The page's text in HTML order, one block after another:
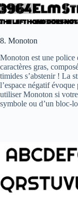
8. Monoton
Monoton est une police
caractères gras,
timides s’abstenir ! La
l’espace négatif
utiliser Monoton si
symbole ou d’un bloc-